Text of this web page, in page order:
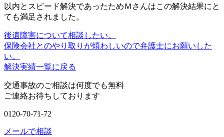
以内とスピード解決であったためＭさんはこの解決結果にと
ても満足されました。
後遺障害について相談したい。
保険会社とのやり取りが煩わしいので弁護士にお願いした
い。
解決実績一覧に戻る
交通事故のご相談は何度でも無料
ご連絡お待ちしております
0120-70-71-72
メールで相談